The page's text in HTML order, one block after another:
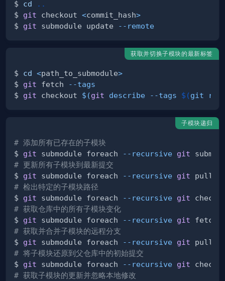
$ cd
..
$ git checkout <commit_hash>
$ git submodule update --remote
获取并切换子模块的最新标签
$ cd <path_to_submodule>
$ git fetch
--tags
$ git checkout $(git describe --tags $(git
子模块递归
# 添加所有已存在的子模块
$ git submodule foreach --recursive git
# 更新所有子模块到最新提交
$ git submodule foreach --recursive git
# 检出特定的子模块路径
$ git submodule foreach --recursive git
# 获取仓库中的所有子模块变化
$ git submodule foreach --recursive git
# 获取并合并子模块的远程分支
$ git submodule foreach --recursive git pull
# 将子模块还原到父仓库中的初始提交
$ git submodule foreach --recursive git
# 获取子模块的更新并忽略本地修改